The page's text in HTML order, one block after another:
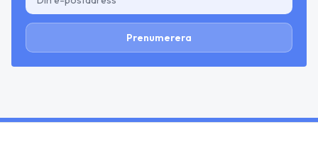
Prenumerera